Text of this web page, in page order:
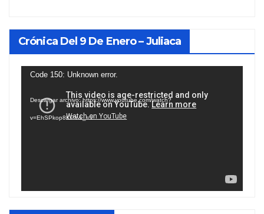
Crónica Del 9 De Enero – Juliaca
Reproductor
vídeo
Code 150: Unknown error.
Descargar archivo: https://www.youtube.com/watch?
v=EhSPkop8KPY&_=1